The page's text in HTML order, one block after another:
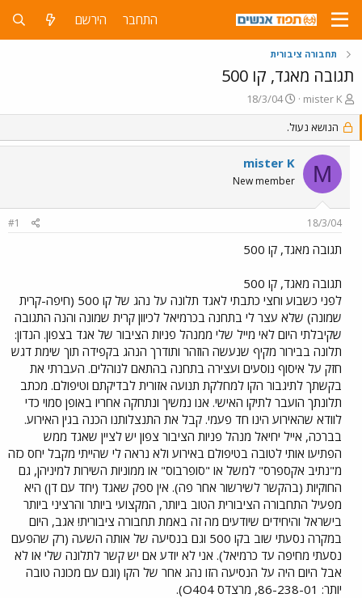
התחבר הירשם
תחבורה ציבורית
תגובה מאגד, קו 500
פ
ו
ת
ח
נ
mister K
פ
ו
ס
ב
ת
18/3/04
הנושא נעול.
M
mister K
New member
18/3/04
#1
תגובה מאגד, קו 500
תגובה מאגד, קו 500
לפני כשבוע וחצי כתבתי לאגד תלונה על נהג של קו 500 (חיפה-קרית
שמונה) שלא עצר לי בתחנה בכרמיאל לכיוון קרית שמונה והנה התגובה
שקיבלתי היום לאי מייל שלי ממנהל פניות הציבור של אגד בצפון. הנדון:
תלונה בבירור מקיף שנעשה הוזהר ותודרך הנהג בקפידה תוך שימת דגש
חזק על איסוף נוסעים ועצירה בתחנה בהתאם לנוהלים. העברתי את
בקשתך לתיגבור הקו למחלקת תנועה אזורית לבדיקתם וטיפולם. מכתב
תלונתך הועבר לתיקו האישי. אנו נמשיך ונתחקה אחריו באופן סמוי כדי
לוודא שהאירוע הינו חד פעמי. קבל את התנצלותנו הכנה בגין האירוע.
בברכה, אייל יחיאל מנהל פניות הציבור צפון יש לציין שאגד ממש
הפתיעו אותי לטובה בטיפולם באירוע ולא נראה לי שהייתי מקבל יחס כזה
מ"נתיב אקספרס" למשל או "סופרבוס" או ממוניות השירות למיניהן, גם
החוקיות (בהקשר לשירשור אחר פה). אין ספק שאגד (יחד עם דן) היא
מפעיל התחבורה הציבורית הטוב ביותר, המקצועי ביותר והרציני ביותר
בישראל והיחידים שיודעים מה זה באמת תחבורה ציבורית! אגב, היום
במקרה נסעתי שוב בקו 500 וגם בנסיעה של אותה השעה (רק שהפעם
נסעתי מחיפה עד כרמיאל). אני לא יודע אם יש קשר לתלונה שלי או לא
אבל היום היה על הנסיעה הזו נהג אחר של הקו (וגם עם מכונה טובה
יותר: 86-238-01, מרצדס O404).